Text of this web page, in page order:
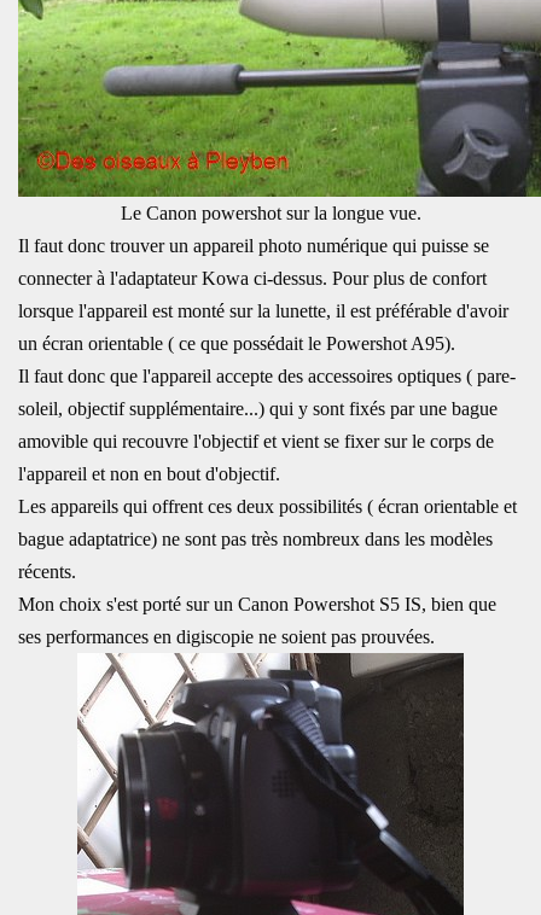
Le Canon powershot sur la longue vue.
Il faut donc trouver un appareil photo numérique qui puisse se
connecter à l'adaptateur Kowa ci-dessus. Pour plus de confort
lorsque l'appareil est monté sur la lunette, il est préférable d'avoir
un écran orientable ( ce que possédait le Powershot A95).
Il faut donc que l'appareil accepte des accessoires optiques ( pare-
soleil, objectif supplémentaire...) qui y sont fixés par une bague
amovible qui recouvre l'objectif et vient se fixer sur le corps de
l'appareil et non en bout d'objectif.
Les appareils qui offrent ces deux possibilités ( écran orientable et
bague adaptatrice) ne sont pas très nombreux dans les modèles
récents.
Mon choix s'est porté sur un Canon Powershot S5 IS, bien que
ses performances en digiscopie ne soient pas prouvées.